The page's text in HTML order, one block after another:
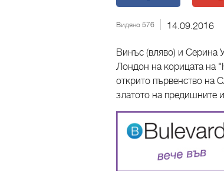
Видяно 576 14.09.2016
Винъс (вляво) и Серина
Лондон на корицата на
открито първенство на
златото на предишните